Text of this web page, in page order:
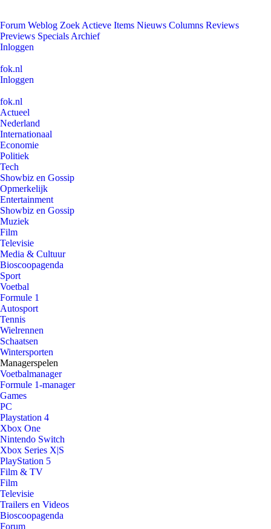
Forum Weblog Zoek Actieve Items Nieuws Columns Reviews
Previews Specials Archief
Inloggen
fok.nl
Inloggen
fok.nl
Actueel
Nederland
Internationaal
Economie
Politiek
Tech
Showbiz en Gossip
Opmerkelijk
Entertainment
Showbiz en Gossip
Muziek
Film
Televisie
Media & Cultuur
Bioscoopagenda
Sport
Voetbal
Formule 1
Autosport
Tennis
Wielrennen
Schaatsen
Wintersporten
Managerspelen
Voetbalmanager
Formule 1-manager
Games
PC
Playstation 4
Xbox One
Nintendo Switch
Xbox Series X|S
PlayStation 5
Film & TV
Film
Televisie
Trailers en Videos
Bioscoopagenda
Forum